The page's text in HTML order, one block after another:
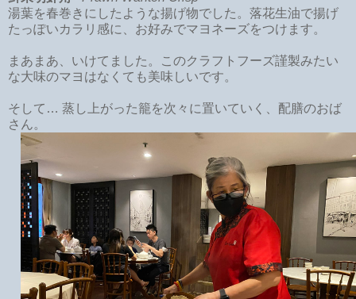
湯葉を春巻きにしたような揚げ物でした。落花生油で揚げ
たっぽいカラリ感に、お好みでマヨネーズをつけます。
まあまあ、いけてました。このクラフトフーズ謹製みたい
な大味のマヨはなくても美味しいです。
そして… 蒸し上がった籠を次々に置いていく、配膳のおば
さん。